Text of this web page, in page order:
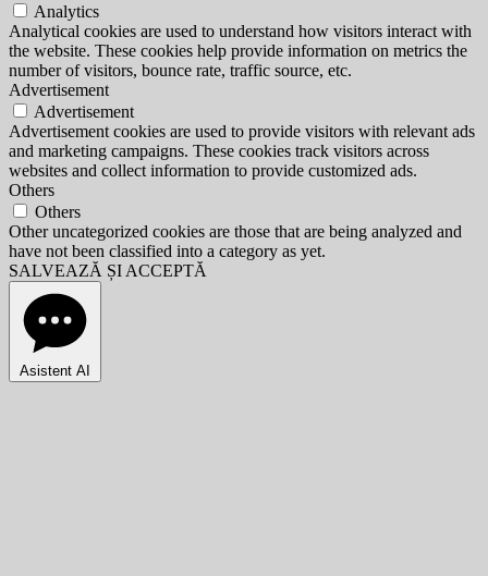
Analytics
Analytical cookies are used to understand how visitors interact with
the website. These cookies help provide information on metrics the
number of visitors, bounce rate, traffic source, etc.
Advertisement
Advertisement
Advertisement cookies are used to provide visitors with relevant ads
and marketing campaigns. These cookies track visitors across
websites and collect information to provide customized ads.
Others
Others
Other uncategorized cookies are those that are being analyzed and
have not been classified into a category as yet.
SALVEAZĂ ȘI ACCEPTĂ
Asistent AI